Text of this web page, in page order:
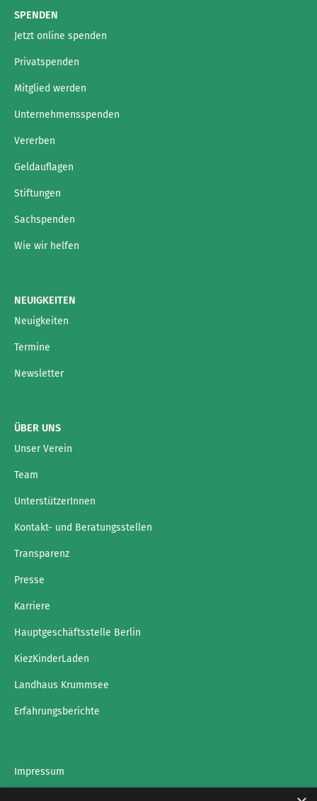
SPENDEN
Jetzt online spenden
Privatspenden
Mitglied werden
Unternehmensspenden
Vererben
Geldauflagen
Stiftungen
Sachspenden
Wie wir helfen
NEUIGKEITEN
Neuigkeiten
Termine
Newsletter
ÜBER UNS
Unser Verein
Team
UnterstützerInnen
Kontakt- und Beratungsstellen
Transparenz
Presse
Karriere
Hauptgeschäftsstelle Berlin
KiezKinderLaden
Landhaus Krummsee
Erfahrungsberichte
Impressum